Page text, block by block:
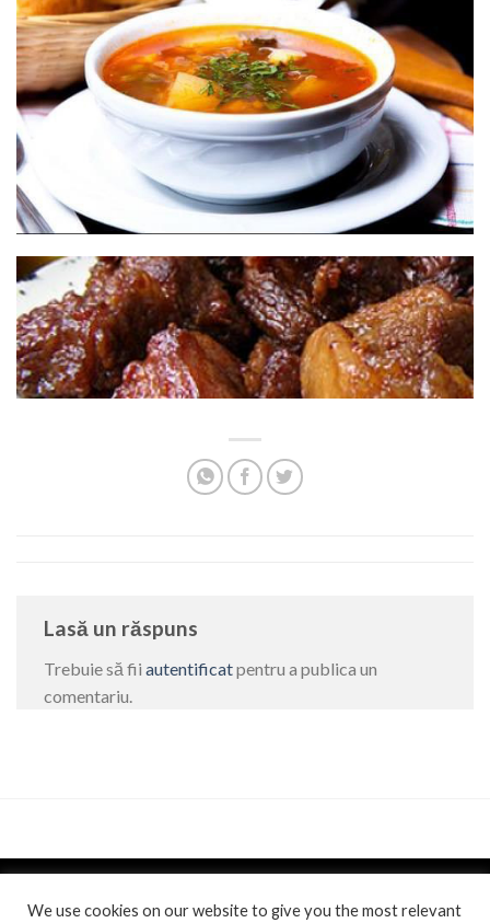
Lasă un răspuns
Trebuie să fii autentificatpentru a publica un
comentariu.
We use cookies on our website to give you the most relevant